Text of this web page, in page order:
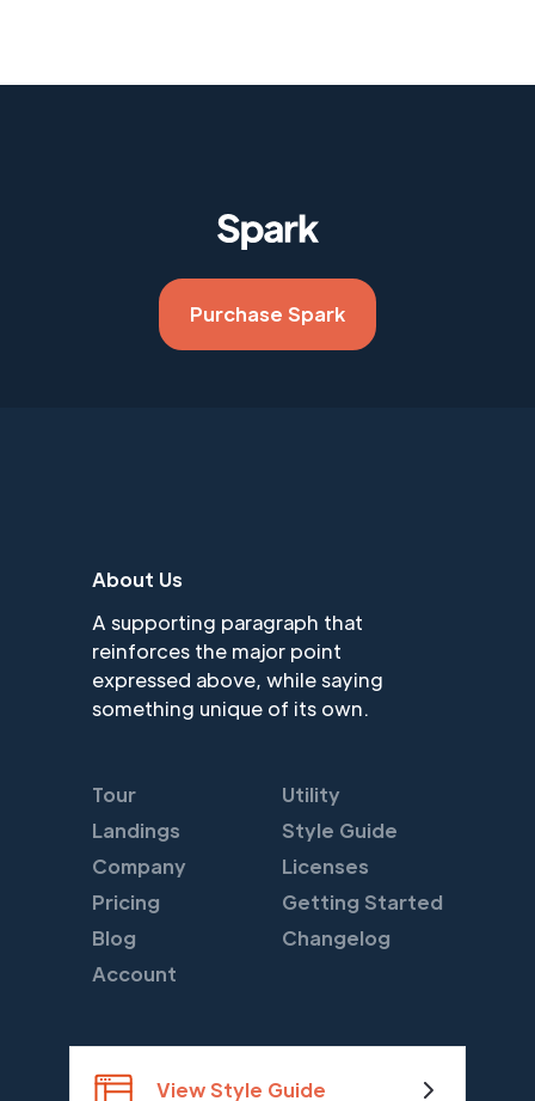
Purchase Spark
About Us
A supporting paragraph that
reinforces the major point
expressed above, while saying
something unique of its own.
Tour
Landings
Company
Pricing
Blog
Account
Utility
Style Guide
Licenses
Getting Started
Changelog
View Style Guide